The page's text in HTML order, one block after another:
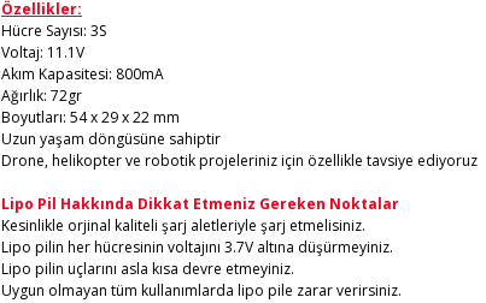
Özellikler:
Hücre Sayısı: 3S
Voltaj: 11.1V
Akım Kapasitesi: 800mA
Ağırlık: 72gr
Boyutları: 54 x 29 x 22 mm
Uzun yaşam döngüsüne sahiptir
Drone, helikopter ve robotik projeleriniz için özellikle tavsiye ediyoruz
Lipo Pil Hakkında Dikkat Etmeniz Gereken Noktalar
Kesinlikle orjinal kaliteli şarj aletleriyle şarj etmelisiniz.
Lipo pilin her hücresinin voltajını 3.7V altına düşürmeyiniz.
Lipo pilin uçlarını asla kısa devre etmeyiniz.
Uygun olmayan tüm kullanımlarda lipo pile zarar verirsiniz.